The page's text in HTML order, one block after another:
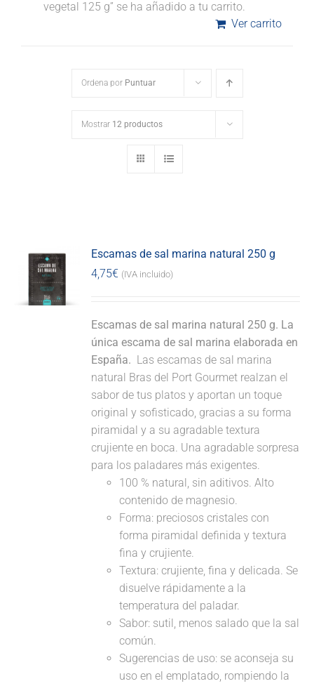
vegetal 125 g” se ha añadido a tu carrito.
Ver carrito
Ordena por Puntuar
Mostrar 12 productos
Escamas de sal marina natural 250 g
4,75€ (IVA incluido)
Escamas de sal marina natural 250 g. La
única escama de sal marina elaborada en
España. Las escamas de sal marina
natural Bras del Port Gourmet realzan el
sabor de tus platos y aportan un toque
original y sofisticado, gracias a su forma
piramidal y a su agradable textura
crujiente en boca. Una agradable sorpresa
para los paladares más exigentes.
100 % natural, sin aditivos. Alto
contenido de magnesio.
Forma: preciosos cristales con
forma piramidal definida y textura
fina y crujiente.
Textura: crujiente, fina y delicada. Se
disuelve rápidamente a la
temperatura del paladar.
Sabor: sutil, menos salado que la sal
común.
Sugerencias de uso: se aconseja su
uso en el emplatado, rompiendo la